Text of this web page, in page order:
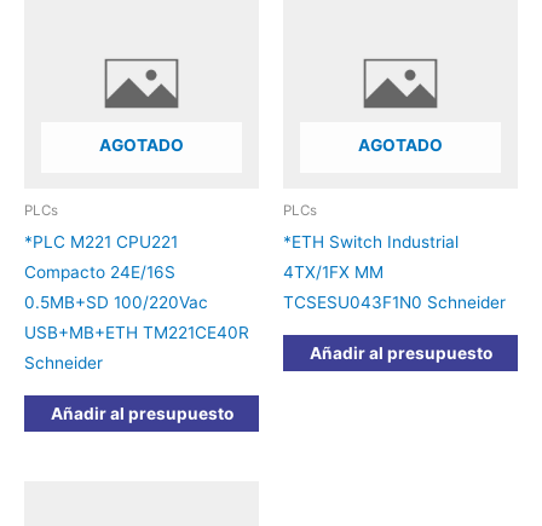
AGOTADO
PLCs
*PLC M221 CPU221
Compacto 24E/16S
0.5MB+SD 100/220Vac
USB+MB+ETH TM221CE40R
Schneider
Añadir al presupuesto
AGOTADO
PLCs
*ETH Switch Industrial
4TX/1FX MM
TCSESU043F1N0 Schneider
Añadir al presupuesto